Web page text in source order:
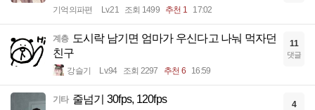
기억의파편 Lv.21 조회 1499 추천 1 17:02
계층 도시락 남기면 엄마가 우신다고 나눠 먹자던
친구
강슬기 Lv.94 조회 2297 추천 6 16:59
11
댓글
기타 줄넘기 30fps, 120fps 4